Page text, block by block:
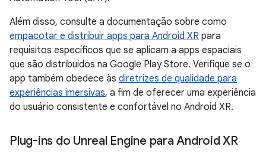
Além disso, consulte a documentação sobre como
empacotar e distribuir apps para Android XR para
requisitos específicos que se aplicam a apps espaciais
que são distribuídos na Google Play Store. Verifique se o
app também obedece às diretrizes de qualidade para
experiências imersivas, a fim de oferecer uma experiência
do usuário consistente e confortável no Android XR.
Plug-ins do Unreal Engine para Android XR